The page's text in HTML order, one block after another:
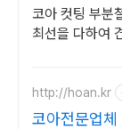
코아 컷팅 부분
최선을 다하여
http://hoan.kr
코아전문업